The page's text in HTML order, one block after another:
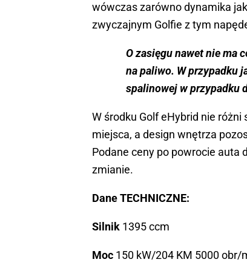
wówczas zarówno dynamika
zwyczajnym Golfie z tym
O zasięgu nawet nie ma
na paliwo. W przypadku
spalinowej w przypadku
W środku Golf eHybrid nie
miejsca, a design wnętrza
Podane ceny po powrocie auta
zmianie.
Dane TECHNICZNE:
Silnik 1395 ccm
Moc 150 kW/204 KM 5000 obr/